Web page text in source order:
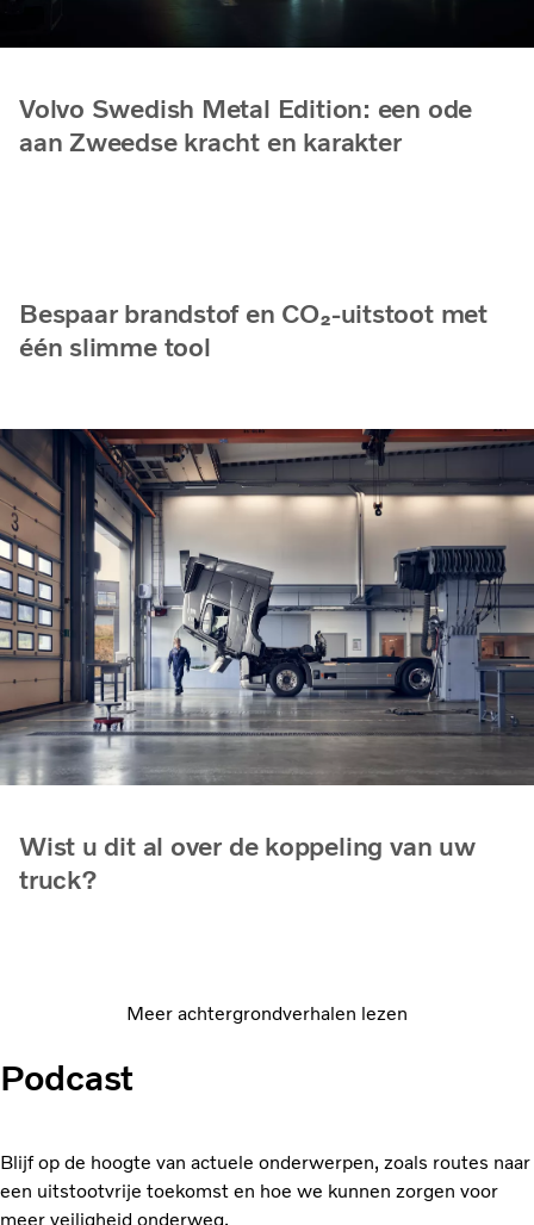
Volvo Swedish Metal Edition: een ode
aan Zweedse kracht en karakter
Bespaar brandstof en CO₂-uitstoot met
één slimme tool
Wist u dit al over de koppeling van uw
truck?